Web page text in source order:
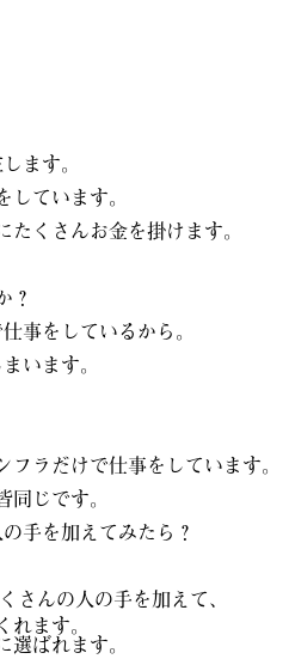
ます。
ています。
くさんお金を掛けます。
？
事をしているから。
います。
ラだけで仕事をしています。
じです。
手を加えてみたら？
さんの人の手を加えて､
ます。
ばれます。